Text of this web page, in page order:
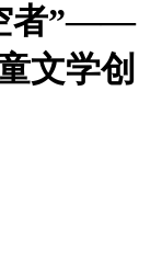
者”——
文学创